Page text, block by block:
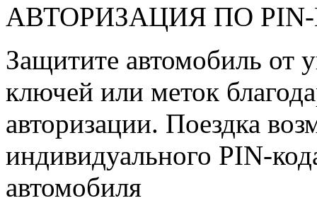
АВТОРИЗАЦИЯ ПО
Защитите автомобиль от
ключей или меток
авторизации. Поездка
индивидуального PIN-
автомобиля